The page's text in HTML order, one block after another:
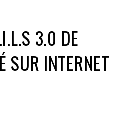
3.0 DE
SUR INTERNET